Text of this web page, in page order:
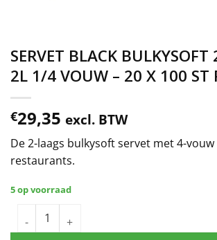
SERVET BLACK
2L 1/4 VOUW – 20 X 100 ST
€29,35 excl. BTW
De 2-laags bulkysoft servet met 4-
restaurants.
5 op voorraad